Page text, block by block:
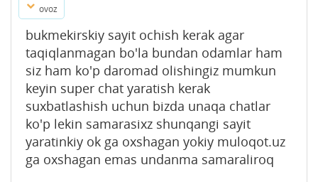
ovoz
bukmekirskiy sayit ochish kerak agar
taqiqlanmagan bo'la bundan odamlar ham
siz ham ko'p daromad olishingiz mumkun
keyin super chat yaratish kerak
suxbatlashish uchun bizda unaqa chatlar
ko'p lekin samarasixz shunqangi sayit
yaratinkiy ok ga oxshagan yokiy muloqot.uz
ga oxshagan emas undanma samaraliroq